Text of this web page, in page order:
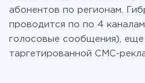
абонентов по регионам.
проводится по по 4
голосовые сообщения), еще
таргетированной СМС-